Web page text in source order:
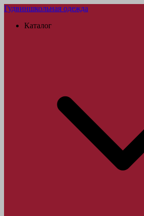
Гудвиншкольная одежда
Каталог